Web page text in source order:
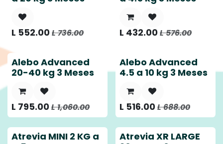
L 552.00L736.00 L 432.00L576.00
Alebo Advanced
20-40 kg 3 Meses
L 795.00L1,060.00
Alebo Advanced
4.5 a 10 kg 3 Meses
L 516.00L688.00
Atrevia MINI 2 KG a
Atrevia XR LARGE